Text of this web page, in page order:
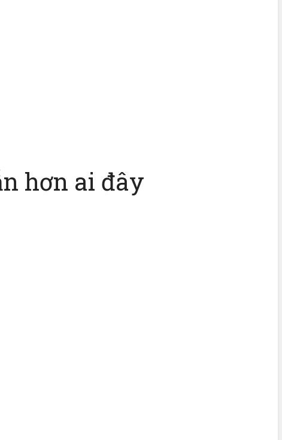
hơn ai đây